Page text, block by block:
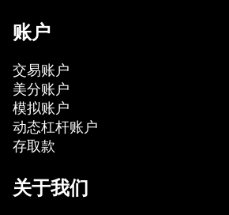
账户
交易账户
美分账户
模拟账户
动态杠杆账户
存取款
关于我们